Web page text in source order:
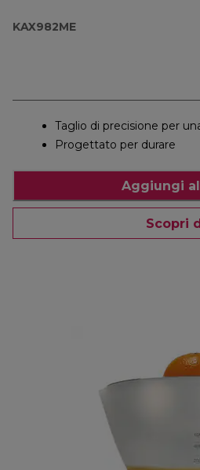
KAX982ME
Taglio di precisione per
Progettato per durare
Aggiungi
Scopri